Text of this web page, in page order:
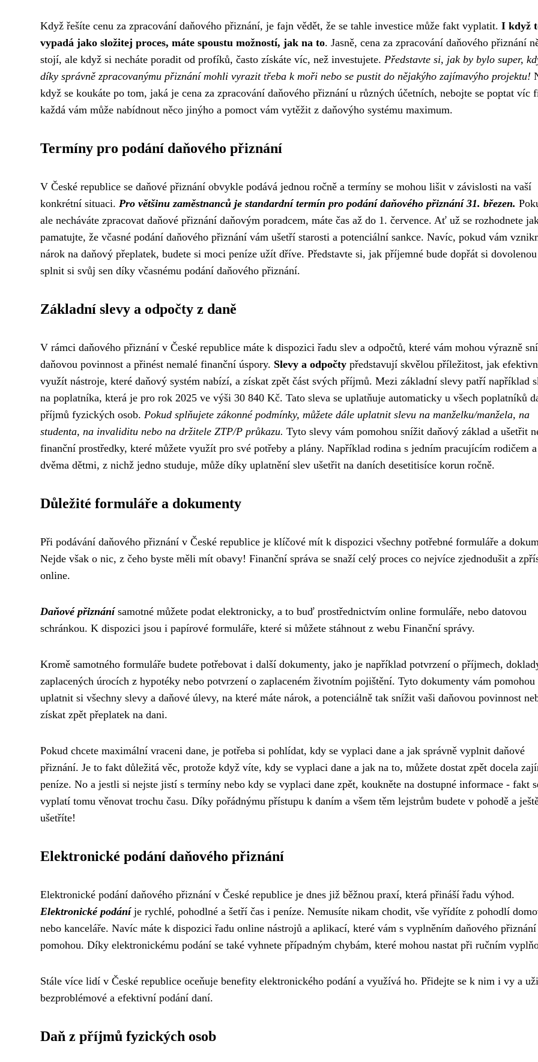
Když řešíte cenu za zpracování daňového přiznání, je fajn vědět, že se tahle investice může fakt vyplatit. I když
vypadá jako složitej proces, máte spoustu možností, jak na to. Jasně, cena za zpracování daňového přiznání
stojí, ale když si necháte poradit od profíků, často získáte víc, než investujete. Představte si, jak by bylo super,
díky správně zpracovanýmu přiznání mohli vyrazit třeba k moři nebo se pustit do nějakýho zajímavýho projektu!
když se koukáte po tom, jaká je cena za zpracování daňového přiznání u různých účetních, nebojte se poptat víc
každá vám může nabídnout něco jinýho a pomoct vám vytěžit z daňovýho systému maximum.
Termíny pro podání daňového přiznání
V České republice se daňové přiznání obvykle podává jednou ročně a termíny se mohou lišit v závislosti na vaší
konkrétní situaci. Pro většinu zaměstnanců je standardní termín pro podání daňového přiznání 31. březen.
ale necháváte zpracovat daňové přiznání daňovým poradcem, máte čas až do 1. července. Ať už se rozhodnete
pamatujte, že včasné podání daňového přiznání vám ušetří starosti a potenciální sankce. Navíc, pokud vám
nárok na daňový přeplatek, budete si moci peníze užít dříve. Představte si, jak příjemné bude dopřát si
splnit si svůj sen díky včasnému podání daňového přiznání.
Základní slevy a odpočty z daně
V rámci daňového přiznání v České republice máte k dispozici řadu slev a odpočtů, které vám mohou výrazně
daňovou povinnost a přinést nemalé finanční úspory. Slevy a odpočty představují skvělou příležitost, jak
využít nástroje, které daňový systém nabízí, a získat zpět část svých příjmů. Mezi základní slevy patří například
na poplatníka, která je pro rok 2025 ve výši 30 840 Kč. Tato sleva se uplatňuje automaticky u všech poplatníků
příjmů fyzických osob. Pokud splňujete zákonné podmínky, můžete dále uplatnit slevu na manželku/manžela, na
studenta, na invaliditu nebo na držitele ZTP/P průkazu. Tyto slevy vám pomohou snížit daňový základ a ušetřit
finanční prostředky, které můžete využít pro své potřeby a plány. Například rodina s jedním pracujícím rodičem a
dvěma dětmi, z nichž jedno studuje, může díky uplatnění slev ušetřit na daních desetitisíce korun ročně.
Důležité formuláře a dokumenty
Při podávání daňového přiznání v České republice je klíčové mít k dispozici všechny potřebné formuláře a
Nejde však o nic, z čeho byste měli mít obavy! Finanční správa se snaží celý proces co nejvíce zjednodušit a
online.
Daňové přiznánísamotné můžete podat elektronicky, a to buď prostřednictvím online formuláře, nebo datovou
schránkou. K dispozici jsou i papírové formuláře, které si můžete stáhnout z webu Finanční správy.
Kromě samotného formuláře budete potřebovat i další dokumenty, jako je například potvrzení o příjmech,
zaplacených úrocích z hypotéky nebo potvrzení o zaplaceném životním pojištění. Tyto dokumenty vám pomohou
uplatnit si všechny slevy a daňové úlevy, na které máte nárok, a potenciálně tak snížit vaši daňovou povinnost
získat zpět přeplatek na dani.
Pokud chcete maximální vraceni dane, je potřeba si pohlídat, kdy se vyplaci dane a jak správně vyplnit daňové
přiznání. Je to fakt důležitá věc, protože když víte, kdy se vyplaci dane a jak na to, můžete dostat zpět docela
peníze. No a jestli si nejste jistí s termíny nebo kdy se vyplaci dane zpět, koukněte na dostupné informace - fakt
vyplatí tomu věnovat trochu času. Díky pořádnýmu přístupu k daním a všem těm lejstrům budete v pohodě a
ušetříte!
Elektronické podání daňového přiznání
Elektronické podání daňového přiznání v České republice je dnes již běžnou praxí, která přináší řadu výhod.
Elektronické podáníje rychlé, pohodlné a šetří čas i peníze. Nemusíte nikam chodit, vše vyřídíte z pohodlí
nebo kanceláře. Navíc máte k dispozici řadu online nástrojů a aplikací, které vám s vyplněním daňového přiznání
pomohou. Díky elektronickému podání se také vyhnete případným chybám, které mohou nastat při ručním
Stále více lidí v České republice oceňuje benefity elektronického podání a využívá ho. Přidejte se k nim i vy a
bezproblémové a efektivní podání daní.
Daň z příjmů fyzických osob